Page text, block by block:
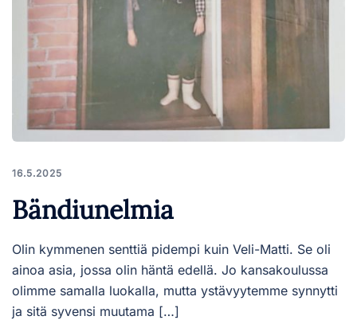
16.5.2025
Bändiunelmia
Olin kymmenen senttiä pidempi kuin Veli-Matti. Se oli
ainoa asia, jossa olin häntä edellä. Jo kansakoulussa
olimme samalla luokalla, mutta ystävyytemme synnytti
ja sitä syvensi muutama […]